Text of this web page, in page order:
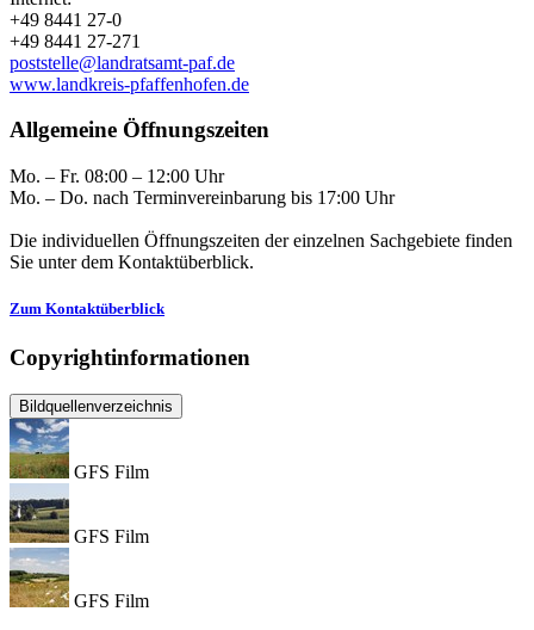
+49 8441 27-0
+49 8441 27-271
poststelle@landratsamt-paf.de
www.landkreis-pfaffenhofen.de
Allgemeine Öffnungszeiten
Mo. – Fr. 08:00 – 12:00 Uhr
Mo. – Do. nach Terminvereinbarung bis 17:00 Uhr
Die individuellen Öffnungszeiten der einzelnen Sachgebiete finden
Sie unter dem Kontaktüberblick.
Zum Kontaktüberblick
Copyrightinformationen
Bildquellenverzeichnis
GFS Film
GFS Film
GFS Film